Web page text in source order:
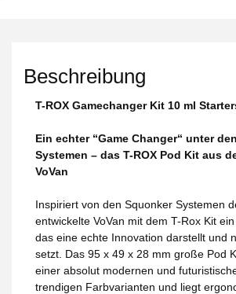
Beschreibung
T-ROX Gamechanger Kit 10 ml
Ein echter “Game Changer“ unter
Systemen – das T-ROX Pod Kit aus
VoVan
Inspiriert von den Squonker Systemen
entwickelte VoVan mit dem T-Rox Kit ein
das eine echte Innovation darstellt und
setzt. Das 95 x 49 x 28 mm große Pod
einer absolut modernen und
trendigen Farbvarianten und liegt